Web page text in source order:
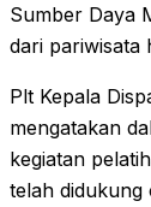
Sumber Daya
dari pariwisata
Plt Kepala
mengatakan
kegiatan
telah didukung